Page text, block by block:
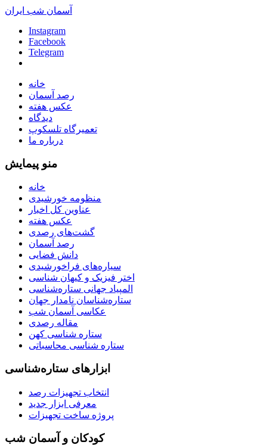
آسمان شب ایران
Instagram
Facebook
Telegram
خانه
رصد آسمان
عکس هفته
دیدگاه
تعمیرگاه تلسکوپ
درباره ما
منو پیمایش
خانه
منظومه خورشیدی
عناوین کل اخبار
عکس هفته
گشت‌های رصدی
رصد آسمان
دانش فضایی
سیاره‌های فراخورشیدی
اختر فیزیک و کیهان شناسی
المپیاد جهانی ستاره‌شناسی
ستاره‌شناسان نامدار جهان
عکاسی آسمان شب
مقاله رصدی
ستاره شناسی کهن
ستاره شناسی محاسباتی
ابزارهای ستاره‌شناسی
انتخاب تجهیزات رصد
معرفی ابزار جدید
پروژه ساخت تجهیزات
کودکان و آسمان شب